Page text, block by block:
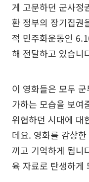
게 고문하던 군사정
환 정부의 장기집권
적 민주화운동인
해 전달하고 있습니
이 영화들은 모두
가하는 모습을 보여
위협하던 시대에 대
데요. 영화를 감상
끼고 기억하게 됩니
육 자료로 탄생하게